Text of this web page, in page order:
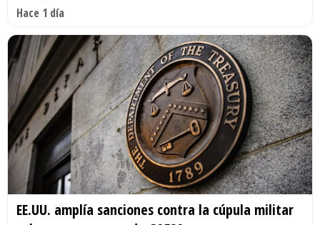
Hace 1 día
EE.UU. amplía sanciones contra la cúpula militar